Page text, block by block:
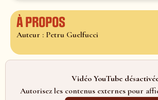
À propos
Auteur : Petru Guelfucci
Vidéo YouTube
Autorisez les contenus externes pour